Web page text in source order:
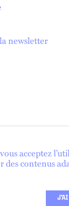
newsletterlien
acceptez
des contenus